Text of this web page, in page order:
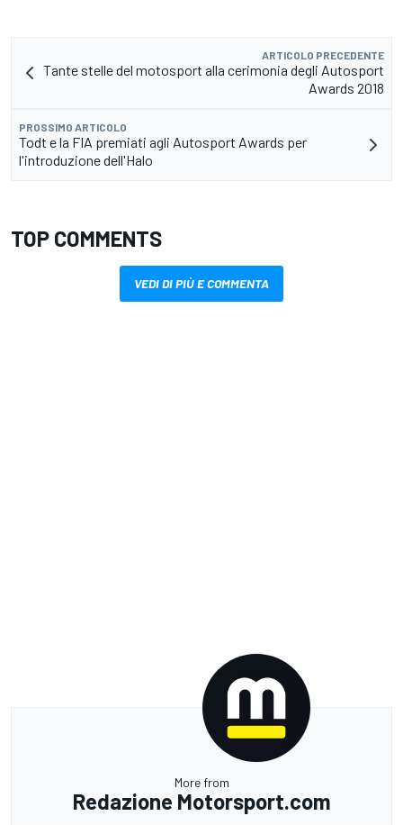
ARTICOLO PRECEDENTE
Tante stelle del motosport alla cerimonia degli Autosport
Awards 2018
PROSSIMO ARTICOLO
Todt e la FIA premiati agli Autosport Awards per
l'introduzione dell'Halo
TOP COMMENTS
VEDI DI PIÙ E COMMENTA
More from
Redazione Motorsport.com